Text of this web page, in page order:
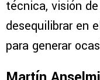
técnica, visión
desequilibrar en
para generar